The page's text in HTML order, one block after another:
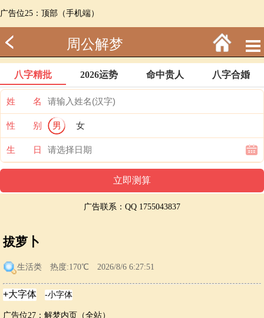
广告位25：顶部（手机端）
周公解梦
八字精批 2026运势 命中贵人 八字合婚
姓 名
性 别 男 女
生 日
广告联系：QQ 1755043837
拔萝卜
生活类 热度:170℃ 2026/8/6 6:27:51
广告位27：解梦内页（全站）